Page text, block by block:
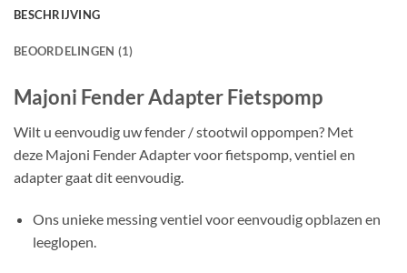
BESCHRIJVING
BEOORDELINGEN (1)
Majoni Fender Adapter Fietspomp
Wilt u eenvoudig uw fender / stootwil oppompen? Met
deze Majoni Fender Adapter voor fietspomp, ventiel en
adapter gaat dit eenvoudig.
Ons unieke messing ventiel voor eenvoudig opblazen en
leeglopen.